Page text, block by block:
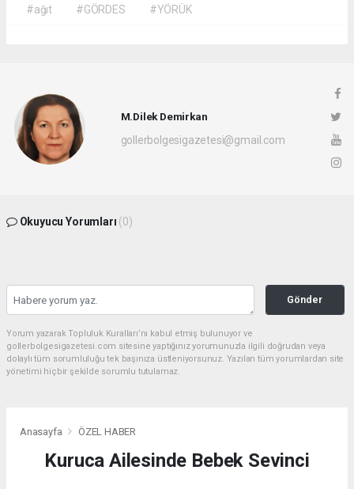
#ağıt
#GÖRDES #YÖRÜK
M.Dilek Demirkan
gollerbolgesigazetesi@gmail.com
Okuyucu Yorumları (0)
Gönder
Yorum yazarak Topluluk Kuralları’nı kabul etmiş bulunuyor ve
gollerbolgesigazetesi.com sitesine yaptığınız yorumunuzla ilgili doğrudan veya
dolaylı tüm sorumluluğu tek başınıza üstleniyorsunuz. Yazılan tüm yorumlardan site
yönetimi hiçbir şekilde sorumlu tutulamaz.
Anasayfa ÖZEL HABER
Kuruca Ailesinde Bebek Sevinci